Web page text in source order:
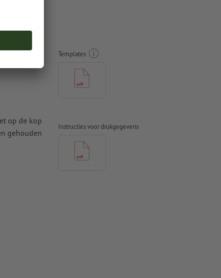
op de kop
gehouden
krommen
Templates
Instructies voor drukgegevens